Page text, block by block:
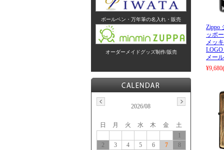
Zippo
ッポ
メッ
メー
¥9,680
ボールペン・万年筆の名入れ・販売
オーダーメイドグッズ制作/販売
2026/08
日 月 火 水 木 金
土
1
2
3 4 5 6 7
8